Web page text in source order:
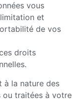
vous
et
de vos
droits
à la nature des
ou traitées à votre